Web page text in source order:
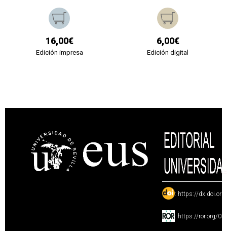
16,00€
Edición impresa
6,00€
Edición digital
: https://
: https://ror.org/